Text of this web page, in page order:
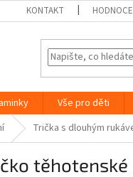
KONTAKT
Vše pro děti
Trička s dlouhým